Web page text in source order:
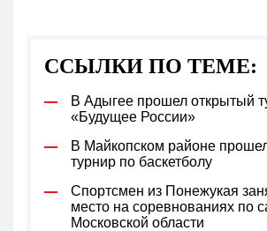
ССЫЛКИ ПО ТЕМЕ:
В Адыгее прошел открытый
«Будущее России»
В Майкопском районе
турнир по баскетболу
Спортсмен из Понежукая
место на соревнованиях по
Московской области